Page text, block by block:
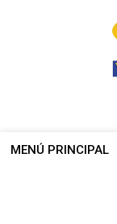
MENÚ PRINCIPAL